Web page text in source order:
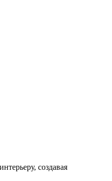
создавая